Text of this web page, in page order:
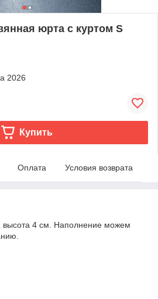
юрта с куртом S
2026
Купить
Оплата Условия возврата
4 см. Наполнение можем